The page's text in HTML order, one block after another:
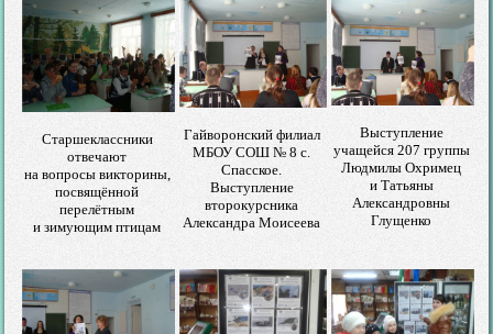
Старшеклассники
отвечают
на вопросы викторины,
посвящённой
перелётным
и зимующим птицам
Гайворонский филиал
МБОУ СОШ № 8 с.
Спасское.
Выступление
второкурсника
Александра Моисеева
Выступление
учащейся 207 группы
Людмилы Охримец
и Татьяны
Александровны
Глущенко